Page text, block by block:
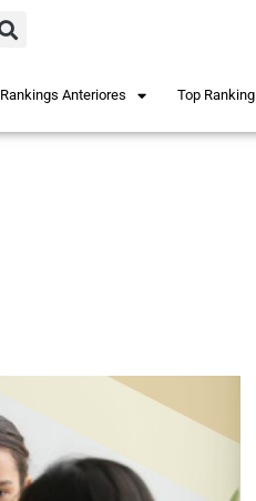
Rankings Anteriores Top Ranking